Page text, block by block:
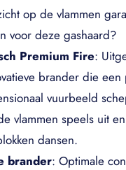
op de vlammen
voor deze gashaard?
Premium Fire:
brander die een
vuurbeeld
vlammen speels uit
dansen.
brander: Optimale